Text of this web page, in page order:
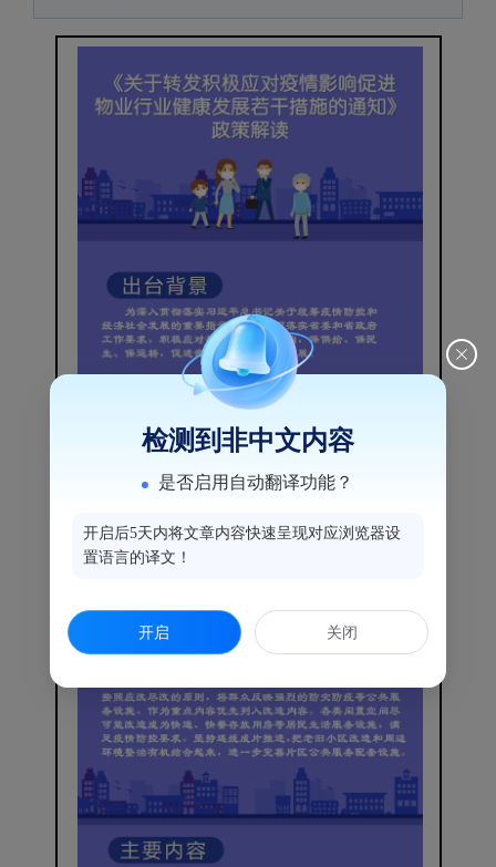
检测到非中文内容
是否启用自动翻译功能？
开启后5天内将文章内容快速呈现对应浏览器设
置语言的译文！
开启 关闭